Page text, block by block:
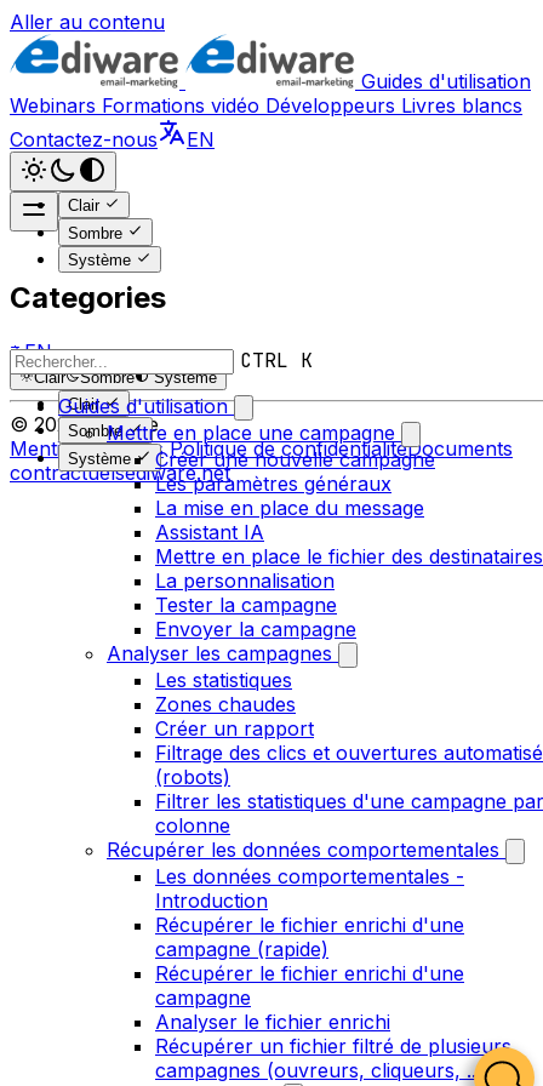
Aller au contenu
Guides d'utilisation
Webinars Formations vidéo Développeurs Livres blancs
Contactez-nous
EN
Clair
Sombre
Système
CTRL K
Guides d'utilisation
Mettre en place une campagne
Créer une nouvelle campagne
Les paramètres généraux
La mise en place du message
Assistant IA
Mettre en place le fichier des destinataires
La personnalisation
Tester la campagne
Envoyer la campagne
Analyser les campagnes
Les statistiques
Zones chaudes
Créer un rapport
Filtrage des clics et ouvertures
(robots)
Filtrer les statistiques d'une campagne par
colonne
Récupérer les données comportementales
Les données comportementales -
Introduction
Récupérer le fichier enrichi d'une
campagne (rapide)
Récupérer le fichier enrichi d'une
campagne
Analyser le fichier enrichi
Récupérer un fichier filtré de plusieurs
campagnes (ouvreurs, cliqueurs, ...)
Categories
EN
Clair Sombre
Système
Clair
Sombre
Système
© 2026 Ediware
Mentions légales Politique de confidentialitéDocuments
contractuelsediware.net